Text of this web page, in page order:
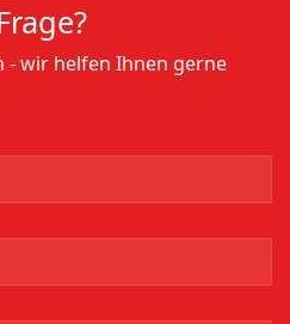
- wir helfen Ihnen gerne